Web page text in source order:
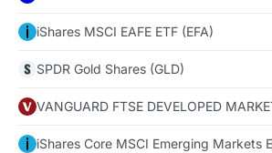
iShares MSCI EAFE ETF (EFA)
SPDR Gold Shares (GLD)
VANGUARD FTSE DEVELOPED
iShares Core MSCI Emerging Markets